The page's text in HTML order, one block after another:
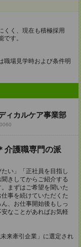
くく、現在も積極採用
す。
職場見学時および条件明
ィカルケア事業部
介護職専門の派
い」「正社員を目指し
きしてからご紹介する
まずはご希望を聞いた
事を続けていただくた
、お仕事開始後もしっ
なことがあればお気軽
来牽引企業」に選定され